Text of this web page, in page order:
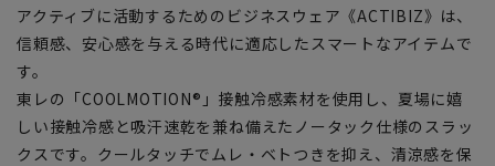
アクティブに活動するためのビジネスウェア《ACTIBIZ》は、
信頼感、安心感を与える時代に適応したスマートなアイテムで
す。
東レの「COOLMOTION®」接触冷感素材を使用し、夏場に嬉
しい接触冷感と吸汗速乾を兼ね備えたノータック仕様のスラッ
クスです。クールタッチでムレ・ベトつきを抑え、清涼感を保